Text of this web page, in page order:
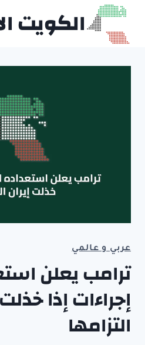
التجاوز
المحتوى
الكويت
عربي و عالمي
ترامب يعلن
إجراءات إذا
التزامها